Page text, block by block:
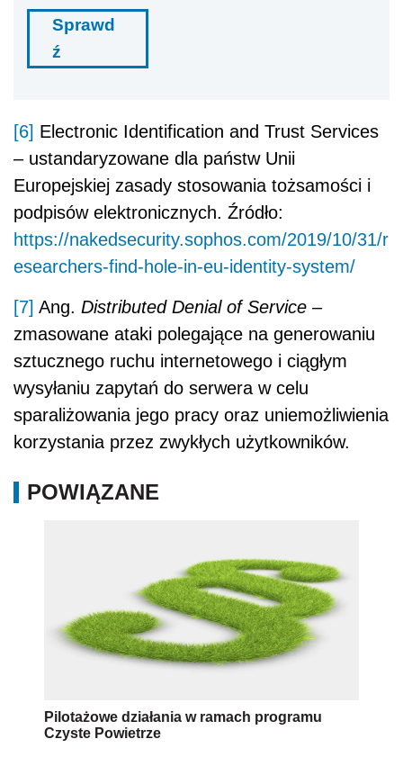
Sprawd
ź
[6] Electronic Identification and Trust Services
– ustandaryzowane dla państw Unii
Europejskiej zasady stosowania tożsamości i
podpisów elektronicznych. Źródło:
https://nakedsecurity.sophos.com/2019/10/31/r
esearchers-find-hole-in-eu-identity-system/
[7] Ang. Distributed Denial of Service –
zmasowane ataki polegające na generowaniu
sztucznego ruchu internetowego i ciągłym
wysyłaniu zapytań do serwera w celu
sparaliżowania jego pracy oraz uniemożliwienia
korzystania przez zwykłych użytkowników.
POWIĄZANE
Pilotażowe działania w ramach programu
Czyste Powietrze